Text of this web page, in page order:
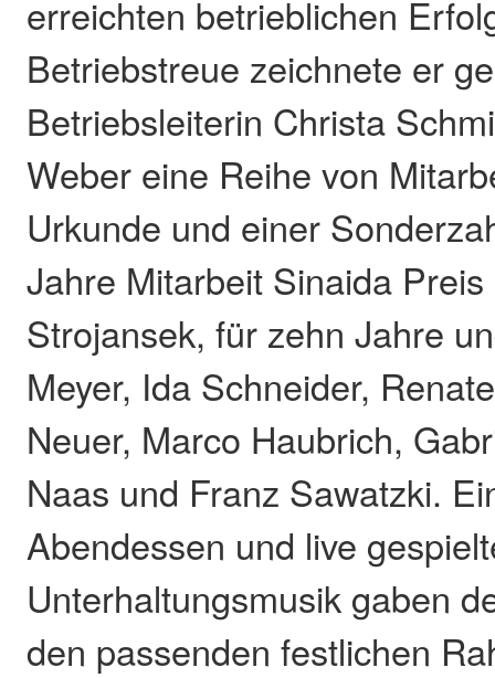
erreichten betrieblichen
Betriebstreue zeichnete er
Betriebsleiterin Christa
Weber eine Reihe von
Urkunde und einer
Jahre Mitarbeit Sinaida
Strojansek, für zehn Jahre
Meyer, Ida Schneider,
Neuer, Marco Haubrich,
Naas und Franz Sawatzki.
Abendessen und live
Unterhaltungsmusik gaben
den passenden festlichen